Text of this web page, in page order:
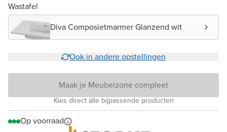
Wastafel
Diva Composietmarmer Glanzend wit
Ook in andere opstellingen
Maak je Meubelzone compleet
Kies direct alle bijpassende producten
Op voorraad